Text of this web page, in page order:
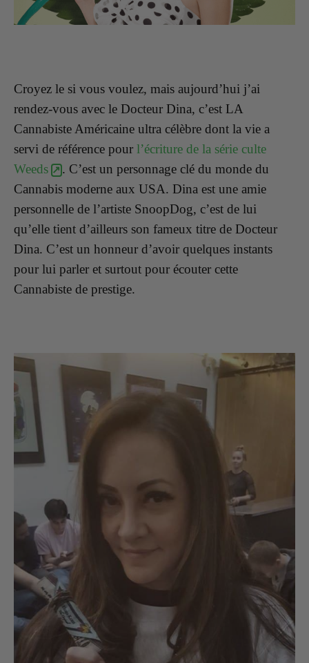
Croyez le si vous voulez, mais aujourd’hui j’ai
rendez-vous avec le Docteur Dina, c’est LA
Cannabiste Américaine ultra célèbre dont la vie a
servi de référence pour l’écriture de la série culte
Weeds
. C’est un personnage clé du monde du
Cannabis moderne aux USA. Dina est une amie
personnelle de l’artiste SnoopDog, c’est de lui
qu’elle tient d’ailleurs son fameux titre de Docteur
Dina. C’est un honneur d’avoir quelques instants
pour lui parler et surtout pour écouter cette
Cannabiste de prestige.